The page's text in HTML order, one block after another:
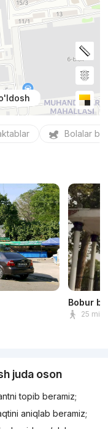
Bolalar
Bobur
25 min
juda oson
topib beramiz;
aniqlab beramiz;